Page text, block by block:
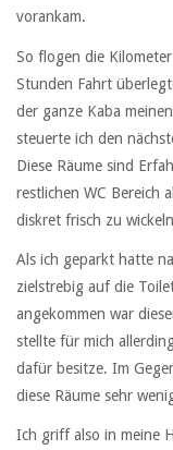
vorankam.
So flogen die
Stunden Fahrt
der ganze Kaba
steuerte ich den
Diese Räume sind
restlichen WC Bereich
diskret frisch zu
Als ich geparkt hatte
zielstrebig auf die
angekommen war
stellte für mich
dafür besitze. Im
diese Räume sehr
Ich griff also in meine